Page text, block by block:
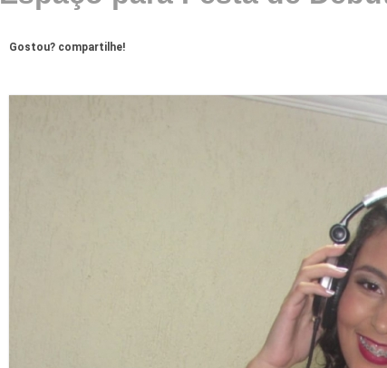
Gostou? compartilhe!